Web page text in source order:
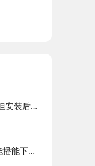
安装到电视后可以使用，但安装后改应用图标却是一大块黑色，估计是图标不正确或没有图标。另外改应用不能使用数字键选台，也不能自定义编辑频道顺序，其它都还可以。
我装7.5.9.21这个版本，能播能下，就是不能选音频效果。一选效果就闪退。7.6.2.21的版本，播放网络音乐和下载要卡闪退，只能播放本地音乐，可以选择音效。